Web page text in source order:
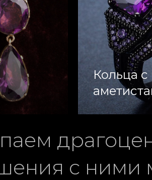
Кольца с
с ними